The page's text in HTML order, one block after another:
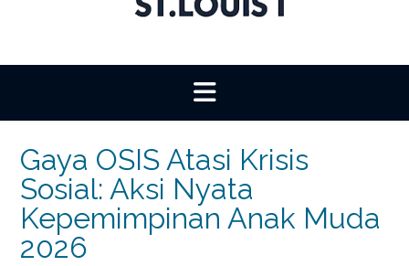
Gaya OSIS Atasi Krisis
Sosial: Aksi Nyata
Kepemimpinan Anak Muda
2026